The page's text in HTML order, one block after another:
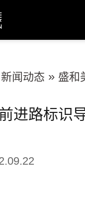
新闻动态 » 盛和
进路标识